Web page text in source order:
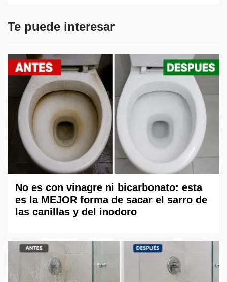
Te puede interesar
No es con vinagre ni bicarbonato: esta
es la MEJOR forma de sacar el sarro de
las canillas y del inodoro